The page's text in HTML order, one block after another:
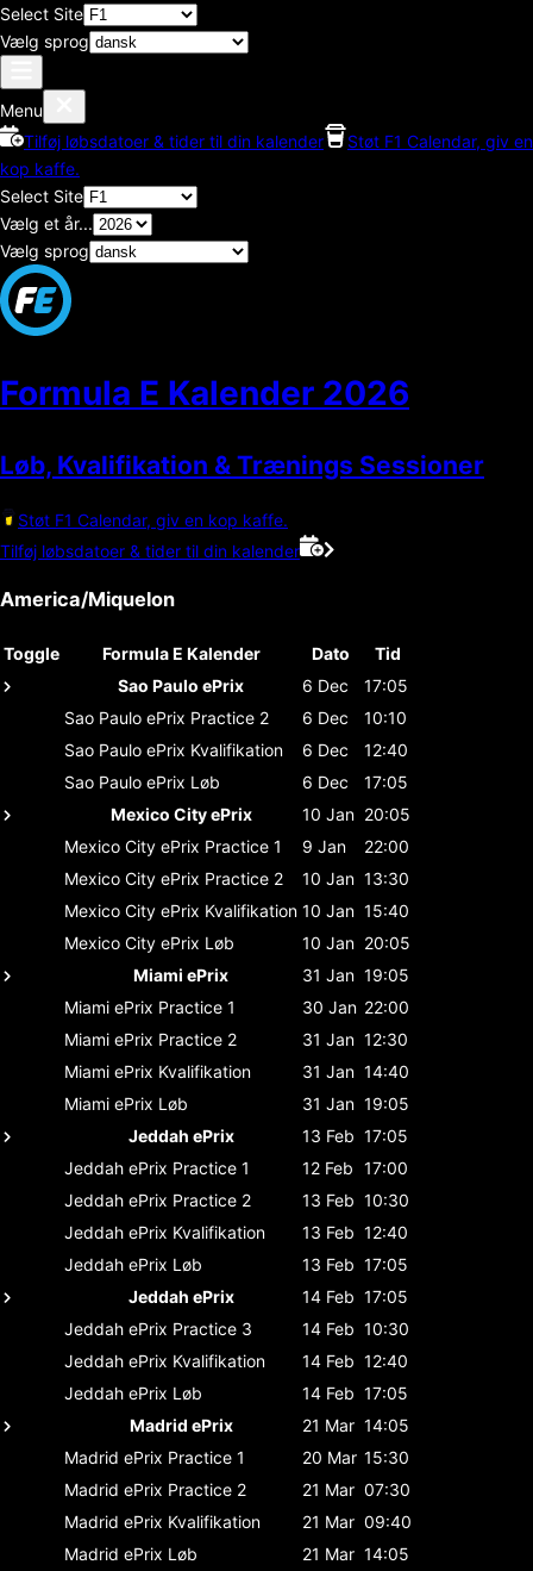
Select Site
Vælg sprog
Menu
Tilføj løbsdatoer & tider til din kalender
Støt F1 Calendar, giv en
kop kaffe.
Select Site
Vælg et år...
Vælg sprog
Formula E Kalender 2026
Løb, Kvalifikation & Trænings Sessioner
Støt F1 Calendar, giv en kop kaffe.
Tilføj løbsdatoer & tider til din kalender
America/Miquelon
Toggle Formula E Kalender Dato
Tid
Sao Paulo ePrix
6 Dec
17:05
Sao Paulo ePrix Practice 2 6 Dec
10:10
Sao Paulo ePrix Kvalifikation 6 Dec
12:40
Sao Paulo ePrix Løb 6 Dec
17:05
Mexico City ePrix
10 Jan 20:05
Mexico City ePrix Practice 1 9 Jan
22:00
Mexico City ePrix Practice 2 10 Jan 13:30
Mexico City ePrix Kvalifikation 10 Jan 15:40
Mexico City ePrix Løb 10 Jan 20:05
Miami ePrix
31 Jan 19:05
Miami ePrix Practice 1 30 Jan 22:00
Miami ePrix Practice 2 31 Jan 12:30
Miami ePrix Kvalifikation 31 Jan 14:40
Miami ePrix Løb 31 Jan 19:05
Jeddah ePrix
13 Feb 17:05
Jeddah ePrix Practice 1 12 Feb 17:00
Jeddah ePrix Practice 2 13 Feb 10:30
Jeddah ePrix Kvalifikation 13 Feb 12:40
Jeddah ePrix Løb 13 Feb 17:05
Jeddah ePrix
14 Feb 17:05
Jeddah ePrix Practice 3 14 Feb 10:30
Jeddah ePrix Kvalifikation 14 Feb 12:40
Jeddah ePrix Løb 14 Feb 17:05
Madrid ePrix
21 Mar 14:05
Madrid ePrix Practice 1 20 Mar 15:30
Madrid ePrix Practice 2 21 Mar 07:30
Madrid ePrix Kvalifikation 21 Mar 09:40
Madrid ePrix Løb 21 Mar 14:05